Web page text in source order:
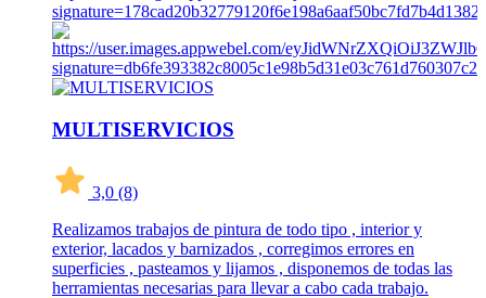
MULTISERVICIOS
3,0 (8)
Realizamos trabajos de pintura de todo tipo , interior y
exterior, lacados y barnizados , corregimos errores en
superficies , pasteamos y lijamos , disponemos de todas las
herramientas necesarias para llevar a cabo cada trabajo.